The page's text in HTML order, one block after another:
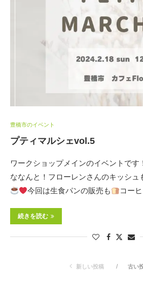
豊橋市のイベント
プティマルシェvol.5
ワークショップメインのイベントです
ななんと！フローレンさんのキッシュ
今回は生食パンの販売も
コー
続きを読む
新しい投稿 古い